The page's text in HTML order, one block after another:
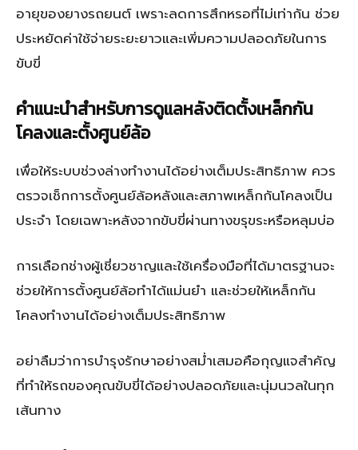
อายุของยางรถยนต์ เพราะลดการสึกหรอที่ไม่เท่ากัน ช่วย
ประหยัดค่าใช้จ่ายระยะยาวและเพิ่มความปลอดภัยในการ
ขับขี่
คำแนะนำสำหรับการดูแลหลังติดตั้งเหล็กกัน
โคลงและตั้งศูนย์ล้อ
เพื่อให้ระบบช่วงล่างทำงานได้อย่างเต็มประสิทธิภาพ ควร
ตรวจเช็กการตั้งศูนย์ล้อหลังและสภาพเหล็กกันโคลงเป็น
ประจำ โดยเฉพาะหลังจากขับขี่ผ่านทางขรุขระหรือหลุมบ่อ
การเลือกช่างผู้เชี่ยวชาญและใช้เครื่องมือที่ได้มาตรฐานจะ
ช่วยให้การตั้งศูนย์ล้อทำได้แม่นยำ และช่วยให้เหล็กกัน
โคลงทำงานได้อย่างเต็มประสิทธิภาพ
อย่าลืมว่าการบำรุงรักษาอย่างสม่ำเสมอคือกุญแจสำคัญ
ที่ทำให้รถของคุณขับขี่ได้อย่างปลอดภัยและนุ่มนวลในทุก
เส้นทาง